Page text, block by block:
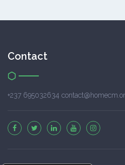
Contact
+237 695032634